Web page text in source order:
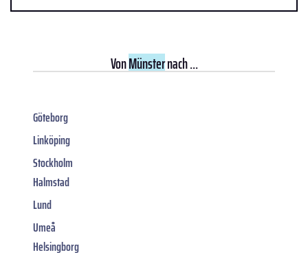
VonMünsternach ...
Göteborg
Linköping
Stockholm
Halmstad
Lund
Umeå
Helsingborg